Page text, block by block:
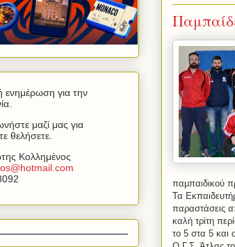
παμπαιδικού
Τα
παραστάσεις
καλή τρίτη
το 5 στα 5 και
ενημέρωση για την
μαζί μας για
θελήσετε.
Κολλημένος
@hotmail com